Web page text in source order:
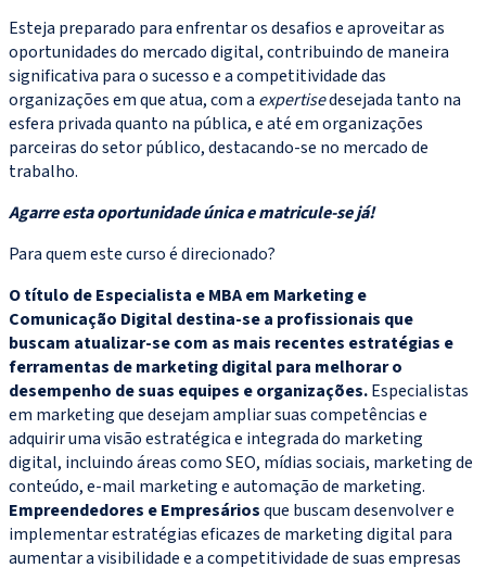
Esteja preparado para enfrentar os desafios e aproveitar as
oportunidades do mercado digital, contribuindo de maneira
significativa para o sucesso e a competitividade das
organizações em que atua, com a expertisedesejada tanto na
esfera privada quanto na pública, e até em organizações
parceiras do setor público, destacando-se no mercado de
trabalho.
Agarre esta oportunidade única e matricule-se já!
Para quem este curso é direcionado?
O título de Especialista e MBA em Marketing e
Comunicação Digital destina-se a profissionais que
buscam atualizar-se com as mais recentes estratégias e
ferramentas de marketing digital para melhorar o
desempenho de suas equipes e organizações.Especialistas
em marketing que desejam ampliar suas competências e
adquirir uma visão estratégica e integrada do marketing
digital, incluindo áreas como SEO, mídias sociais, marketing de
conteúdo, e-mail marketing e automação de marketing.
Empreendedores e Empresáriosque buscam desenvolver e
implementar estratégias eficazes de marketing digital para
aumentar a visibilidade e a competitividade de suas empresas